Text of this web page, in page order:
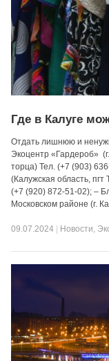
Где в Калуге
Отдать лишнюю и
Экоцентр «Гардероб»
торца) Тел. (+7 (903)
(Калужская область, пгт
(+7 (920) 872-51-02); –
Московском районе (г.
09.07.2024 Новости,